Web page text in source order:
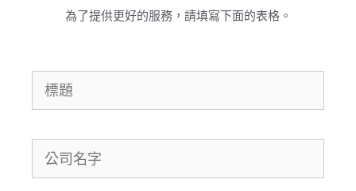
為了提供更好的服務，請填寫下面的表格。